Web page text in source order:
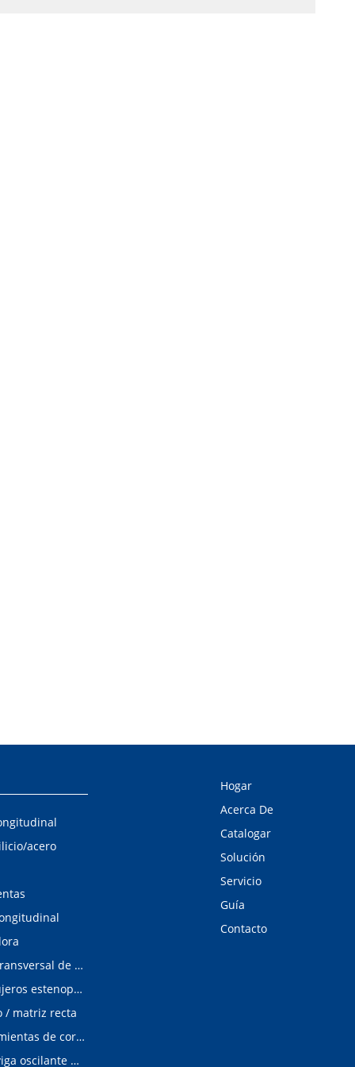
acero
Línea de corte transversal de acero al silicio
Detector de agujeros estenopeicos
/ matriz recta
Matrices/Herramientas de corte longitudinal
cizalladura de viga oscilante modular
Hogar
Acerca De
Catalogar
Solución
Servicio
Guía
Contacto